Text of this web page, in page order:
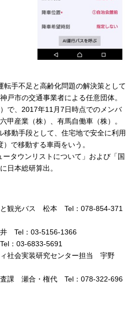
手不足と高齢化問題の解決策として
戸市の交通事業者による任意団体。
で、2017年11月7日時点でのメンバ
甲産業（株）、有馬自働車（株）。
動手段として、住宅地で安全に利用
）で移動する車両をいう。
タウンリストについて」および「国
日本総研算出。
と観光バス 松本 Tel：078-854-371
Tel：03-5156-1366
：03-6833-5691
社会実装研究センター担当 宇野
査課 瀬合・権代 Tel：078-322-696